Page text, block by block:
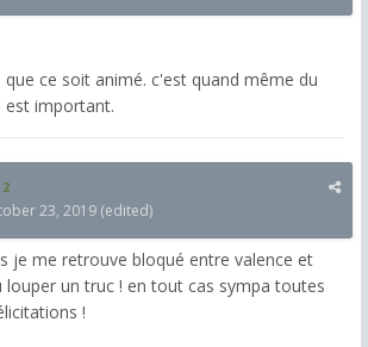
que ce soit animé. c'est quand même du
est important.
2
23, 2019 (edited)
je me retrouve bloqué entre valence et
louper un truc ! en tout cas sympa toutes
!